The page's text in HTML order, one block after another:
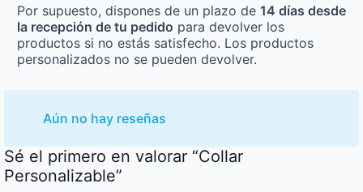
Por supuesto, dispones de un plazo de 14 días desde
la recepción de tu pedido para devolver los
productos si no estás satisfecho. Los productos
personalizados no se pueden devolver.
Aún no hay reseñas
Sé el primero en valorar “Collar
Personalizable”